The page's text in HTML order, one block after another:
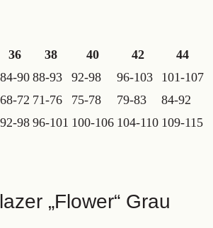
36 38 40 42
44
84-90 88-93 92-98 96-103
101-107
68-72 71-76 75-78 79-83
84-92
92-98 96-101 100-106 104-110 109-115
„Flower“ Grau